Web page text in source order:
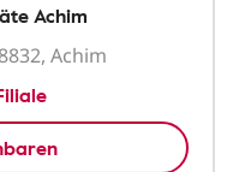
Achim
Achim